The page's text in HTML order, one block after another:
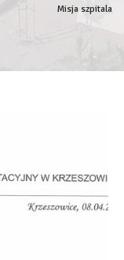
Misja szpitala